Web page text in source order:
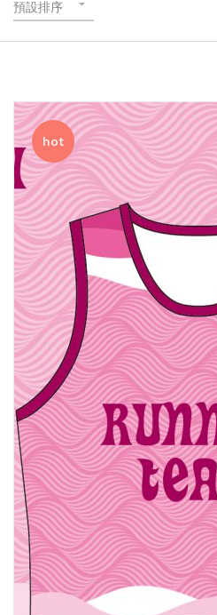
投球 (Netball)
飛盤 / 跳繩 new
棒球 new
瑜伽
訂購表格
預設排序
hot